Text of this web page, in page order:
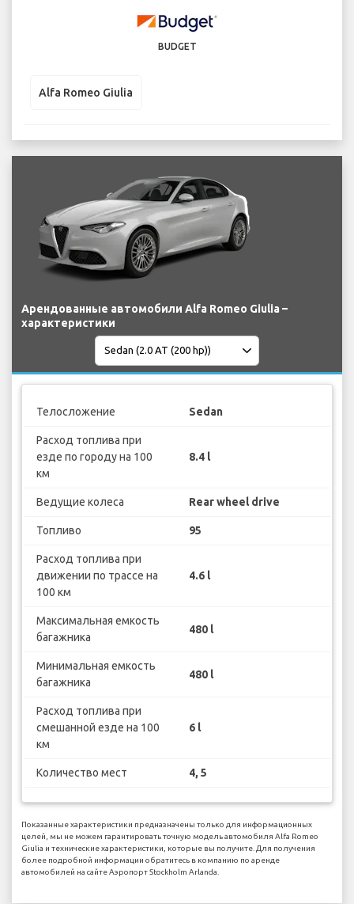
BUDGET
Alfa Romeo Giulia
Арендованные автомобили Alfa Romeo Giulia –
характеристики
Телосложение Sedan
Расход топлива при
езде по городу на 100
км
8.4 l
Ведущие колеса Rear wheel drive
Топливо 95
Расход топлива при
движении по трассе на
100 км
4.6 l
Максимальная емкость
багажника
480 l
Минимальная емкость
багажника
480 l
Расход топлива при
смешанной езде на 100
км
6 l
Количество мест 4, 5
Показанные характеристики предназначены только для информационных
целей, мы не можем гарантировать точную модель автомобиля Alfa Romeo
Giulia и технические характеристики, которые вы получите. Для получения
более подробной информации обратитесь в компанию по аренде
автомобилей на сайте Аэропорт Stockholm Arlanda.